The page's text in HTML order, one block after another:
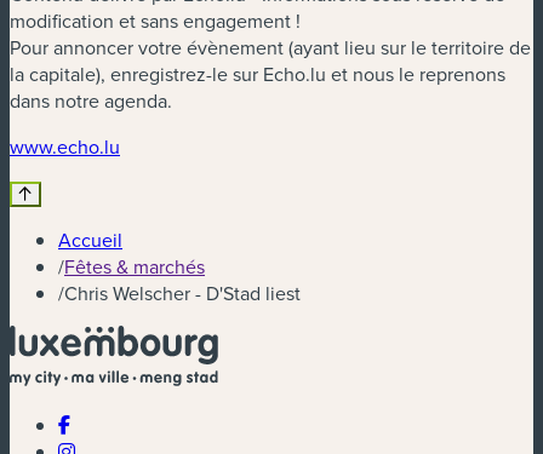
modification et sans engagement !
Pour annoncer votre évènement (ayant lieu sur le territoire de
la capitale), enregistrez-le sur Echo.lu et nous le reprenons
dans notre agenda.
www.echo.lu
Accueil
/Fêtes & marchés
/Chris Welscher - D'Stad liest